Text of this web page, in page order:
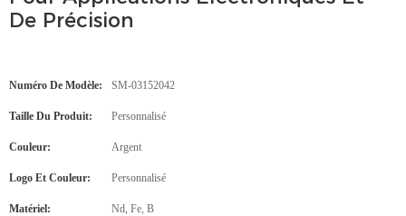
De Précision
Numéro De Modèle: SM-03152042
Taille Du Produit: Personnalisé
Couleur: Argent
Logo Et Couleur: Personnalisé
Matériel: Nd, Fe, B